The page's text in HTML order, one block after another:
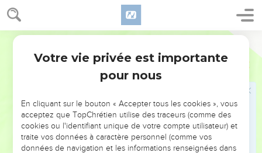
Nombres 14
Josué, fils de Nun, et Caleb, fils de Jephunné, furent les
seuls à rester en vie parmi les hommes partis explorer le
pays.
Le peuple désobéit de nouveau
Moïse rapporta ces paroles à tous les Israélites et le
Ils se levèrent de bon matin et montèrent au sommet de la
montagne en disant : « Nous voici ! Nous monterons à
l’endroit dont l'Eternel a parlé. En effet, nous avons péché. »
Votre vie privée est importante
pour nous
En cliquant sur le bouton « Accepter tous les cookies », vous
acceptez que TopChrétien utilise des traceurs (comme des
cookies ou l'identifiant unique de votre compte utilisateur) et
traite vos données à caractère personnel (comme vos
données de navigation et les informations renseignées dans